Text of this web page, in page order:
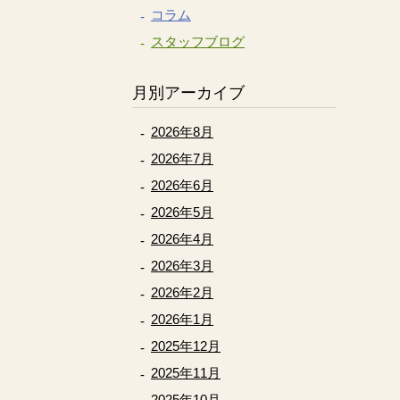
コラム
スタッフブログ
月別アーカイブ
2026年8月
2026年7月
2026年6月
2026年5月
2026年4月
2026年3月
2026年2月
2026年1月
2025年12月
2025年11月